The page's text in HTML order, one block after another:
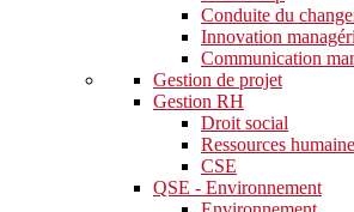
Conduite du
Innovation
Communication
Gestion de projet
Gestion RH
Droit social
Ressources
CSE
QSE - Environnement